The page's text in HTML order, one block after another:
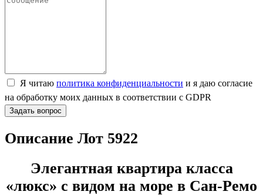
Я читаю политика конфиденциальности и я даю согласие
на обработку моих данных в соответствии с GDPR
Задать вопрос
Описание Лот 5922
Элегантная квартира класса
«люкс» с видом на море в Сан-Ремо